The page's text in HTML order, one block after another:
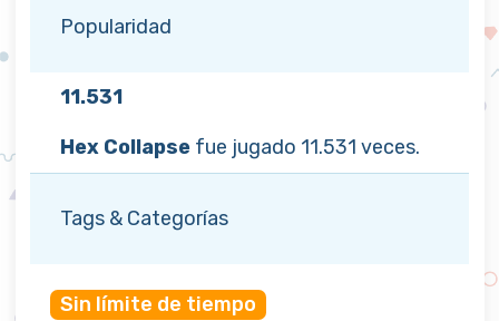
Popularidad
11.531
Hex Collapse fue jugado 11.531 veces.
Tags & Categorías
Sin límite de tiempo